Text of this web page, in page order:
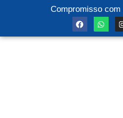
Compromisso